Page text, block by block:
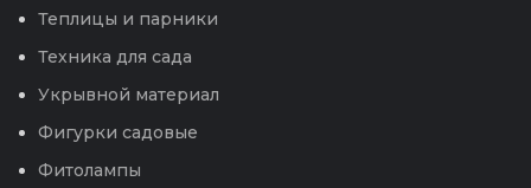
Теплицы и парники
Техника для сада
Укрывной материал
Фигурки садовые
Фитолампы